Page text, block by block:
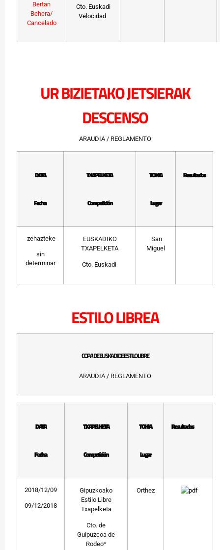
Bertan
Behera/
Cancelado
Cto. Euskadi
Velocidad
UR BIZIETAKO JETSIERAK
DESCENSO
ARAUDIA / REGLAMENTO
DATA
Fecha
TXAPELKETA
Competición
TOKIA
Lugar
Resultados
zehazteke
sin
determinar
EUSKADIKO
TXAPELKETA
Cto. Euskadi
San
Miguel
ESTILO LIBREA
COPA DE EUSKADI DE ESTILO LIBRE
ARAUDIA / REGLAMENTO
DATA
Fecha
TXAPELKETA
Competición
TOKIA
Lugar
Resultados
2018/12/09
09/12/2018
Gipuzkoako
Estilo Libre
Txapelketa
Cto. de
Guipuzcoa de
Rodeo*
Orthez